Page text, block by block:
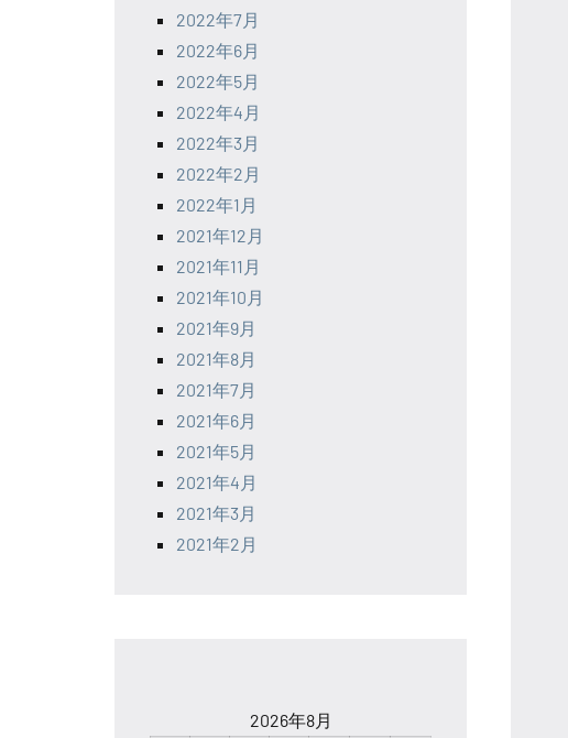
2022年7月
2022年6月
2022年5月
2022年4月
2022年3月
2022年2月
2022年1月
2021年12月
2021年11月
2021年10月
2021年9月
2021年8月
2021年7月
2021年6月
2021年5月
2021年4月
2021年3月
2021年2月
2026年8月